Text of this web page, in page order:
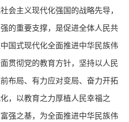
会主义现代化强国的战略先导，
的重要支撑，是促进全体人民共
国式现代化全面推进中华民族伟
贯彻党的教育方针，坚持以人民
布局、有力应对变局、奋力开拓
，以教育之力厚植人民幸福之
强之基，为全面推进中华民族伟